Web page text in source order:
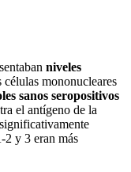
niveles
células mononucleares
sanos seropositivos
el antígeno de la
2 y 3 eran más